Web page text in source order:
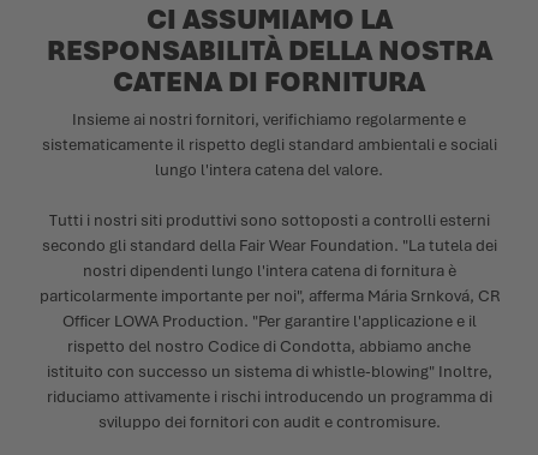
CI ASSUMIAMO LA
RESPONSABILITÀ DELLA NOSTRA
CATENA DI FORNITURA
Insieme ai nostri fornitori, verifichiamo regolarmente e
sistematicamente il rispetto degli standard ambientali e sociali
lungo l'intera catena del valore.
Tutti i nostri siti produttivi sono sottoposti a controlli esterni
secondo gli standard della Fair Wear Foundation. "La tutela dei
nostri dipendenti lungo l'intera catena di fornitura è
particolarmente importante per noi", afferma Mária Srnková, CR
Officer LOWA Production. "Per garantire l'applicazione e il
rispetto del nostro Codice di Condotta, abbiamo anche
istituito con successo un sistema di whistle-blowing" Inoltre,
riduciamo attivamente i rischi introducendo un programma di
sviluppo dei fornitori con audit e contromisure.